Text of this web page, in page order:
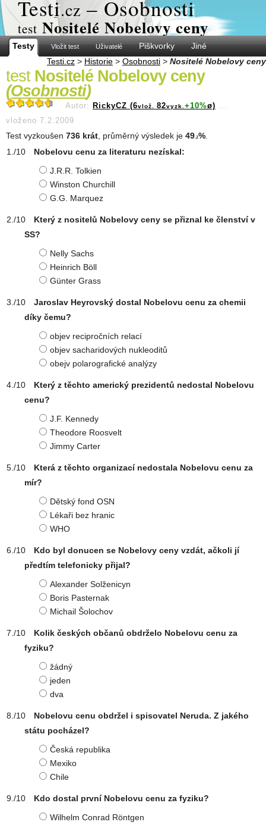
Testi.cz – Osobnosti
test Nositelé Nobelovy ceny
Testy Vložit test Uživatelé Piškvorky
Jiné
Testi.cz > Historie > Osobnosti > Nositelé Nobelovy ceny
test Nositelé Nobelovy ceny
(Osobnosti)
Autor: RickyCZ (6vlož. 82vyzk. +10%ø) ...
vloženo 7.2.2009
Test vyzkoušen 736 krát , průměrný výsledek je 49 .2%
Nobelovu cenu za literaturu nezískal:
J.R.R. Tolkien
Winston Churchill
G.G. Marquez
Který z nositelů Nobelovy ceny se přiznal ke členství v
SS?
Nelly Sachs
Heinrich Böll
Günter Grass
Jaroslav Heyrovský dostal Nobelovu cenu za chemii
díky čemu?
objev recipročních relací
objev sacharidových nukleoditů
obejv polarografické analýzy
Který z těchto americký prezidentů nedostal Nobelovu
cenu?
J.F. Kennedy
Theodore Roosvelt
Jimmy Carter
Která z těchto organizací nedostala Nobelovu cenu za
mír?
Dětský fond OSN
Lékaři bez hranic
WHO
Kdo byl donucen se Nobelovy ceny vzdát, ačkoli jí
předtím telefonicky přijal?
Alexander Solženicyn
Boris Pasternak
Michail Šolochov
Kolik českých občanů obdrželo Nobelovu cenu za
fyziku?
žádný
jeden
dva
Nobelovu cenu obdržel i spisovatel Neruda. Z jakého
státu pocházel?
Česká republika
Mexiko
Chile
Kdo dostal první Nobelovu cenu za fyziku?
Wilhelm Conrad Röntgen